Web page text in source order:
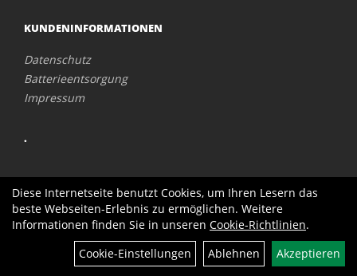
KUNDENINFORMATIONEN
Datenschutz
Batterieentsorgung
Impressum
.
Diese Internetseite benutzt Cookies, um Ihren Lesern das
beste Webseiten-Erlebnis zu ermöglichen. Weitere
Informationen finden Sie in unseren Cookie-Richtlinien.
Cookie-Einstellungen
Ablehnen Akzeptieren